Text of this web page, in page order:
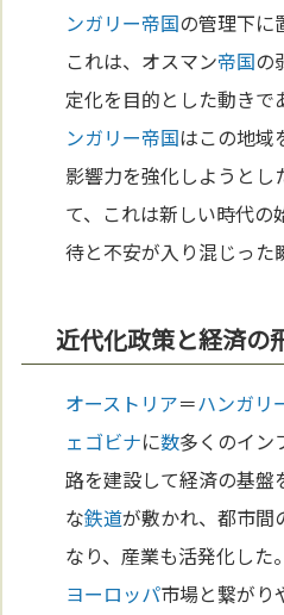
ンガリー帝国の管理下に
これは、オスマン帝国の
定化を目的とした動きで
ンガリー帝国はこの地域
影響力を強化しようとし
て、これは新しい時代の
待と不安が入り混じった
近代化政策と経済の
オーストリア＝ハンガリ
ェゴビナに数多くのイン
路を建設して経済の基
な鉄道が敷かれ、都市間
なり、産業も活発化した
ヨーロッパ市場と繋がり